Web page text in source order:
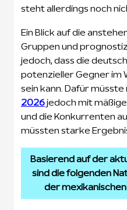
steht allerdings noch
Ein Blick auf die
Gruppen und
jedoch, dass die
potenzieller Gegner im
sein kann. Dafür müsste
2026jedoch mit
und die Konkurrenten
müssten starke
Basierend auf der
sind die folgenden
der